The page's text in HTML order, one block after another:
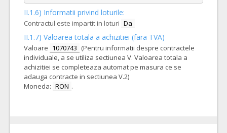
II.1.6) Informatii privind loturile:
Contractul este impartit in loturi Da
II.1.7) Valoarea totala a achizitiei (fara TVA)
Valoare 1070743 (Pentru informatii despre contractele
individuale, a se utiliza sectiunea V. Valoarea totala a
achizitiei se completeaza automat pe masura ce se
adauga contracte in sectiunea V.2)
Moneda: RON .